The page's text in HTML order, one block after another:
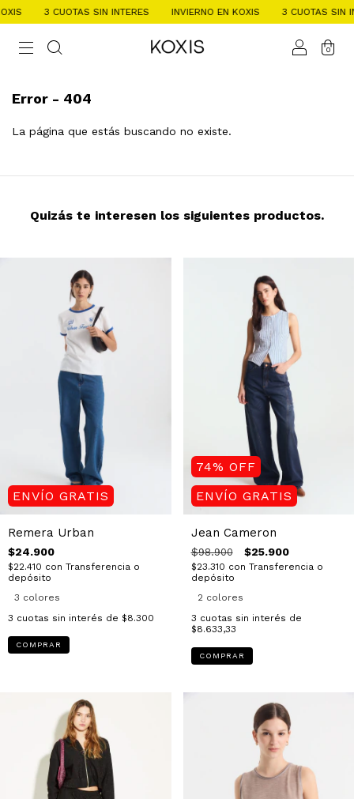
3 CUOTAS SIN INTERES INVIERNO EN KOXIS 3 CUOTAS SIN
0
Error - 404
La página que estás buscando no existe.
Quizás te interesen los siguientes productos.
ENVÍO GRATIS
Remera Urban
$24.900
$22.410 con Transferencia o
depósito
3 colores
3 cuotas sin interés de $8.300
COMPRAR
74% OFF
ENVÍO GRATIS
Jean Cameron
$98.900 $25.900
$23.310 con Transferencia o
depósito
2 colores
3 cuotas sin interés de
$8.633,33
COMPRAR